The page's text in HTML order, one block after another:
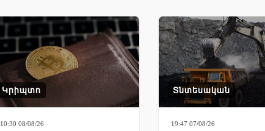
Կրիպտո
10:30 08/08/26
Տնտեսական
19:47 07/08/26